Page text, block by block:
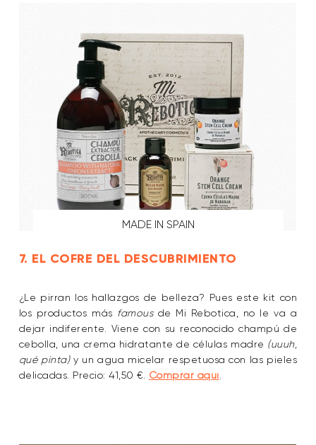
MADE IN SPAIN
7. EL COFRE DEL DESCUBRIMIENTO
¿Le pirran los hallazgos de belleza? Pues este kit con
los productos más famousde Mi Rebotica, no le va a
dejar indiferente. Viene con su reconocido champú de
cebolla, una crema hidratante de células madre (uuuh,
qué pinta)y un agua micelar respetuosa con las pieles
delicadas. Precio: 41,50 €. Comprar aquí